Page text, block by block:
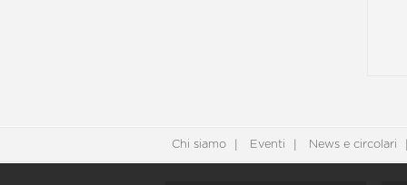
Chi siamo Eventi News e circolari